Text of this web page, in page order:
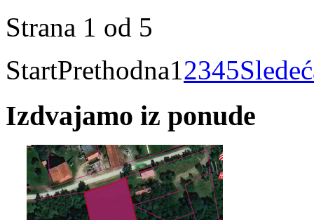
Strana 1 od 5
StartPrethodna12345
Izdvajamo iz ponude